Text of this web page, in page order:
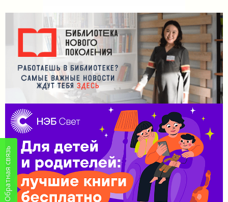
Обратная связь